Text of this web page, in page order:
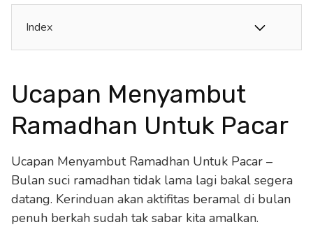
Index
Ucapan Menyambut
Ramadhan Untuk Pacar
Ucapan Menyambut Ramadhan Untuk Pacar –
Bulan suci ramadhan tidak lama lagi bakal segera
datang. Kerinduan akan aktifitas beramal di bulan
penuh berkah sudah tak sabar kita amalkan.